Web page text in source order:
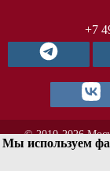
+7
© 2010-2026
Мы используем